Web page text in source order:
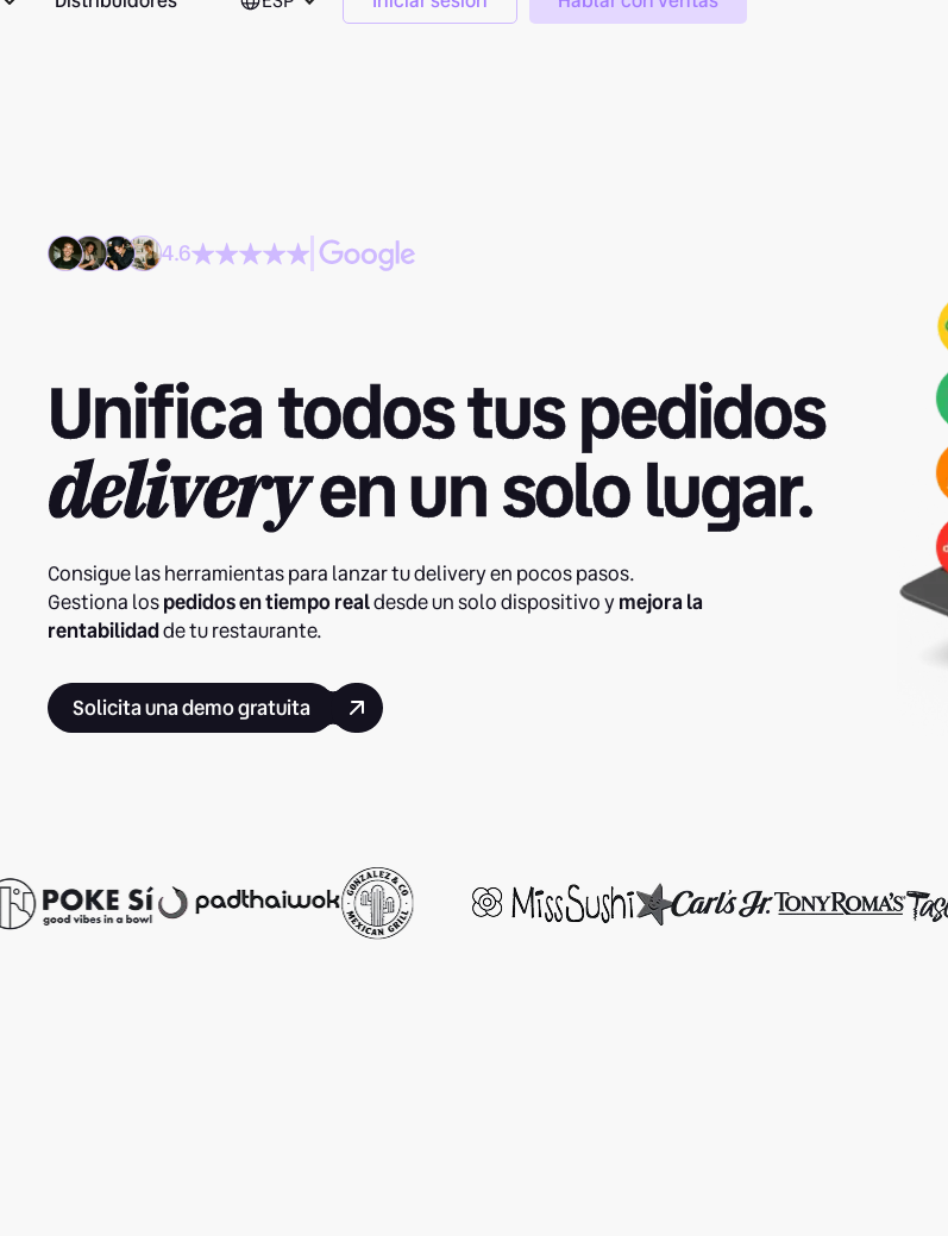
4.6
Unifica todos tus pedidos
deliveryen un solo lugar.
Consigue las herramientas para lanzar tu delivery en pocos pasos.
Gestiona lospedidos en tiempo realdesde un solo dispositivo ymejora la
rentabilidadde tu restaurante.
Solicita una demo gratuita